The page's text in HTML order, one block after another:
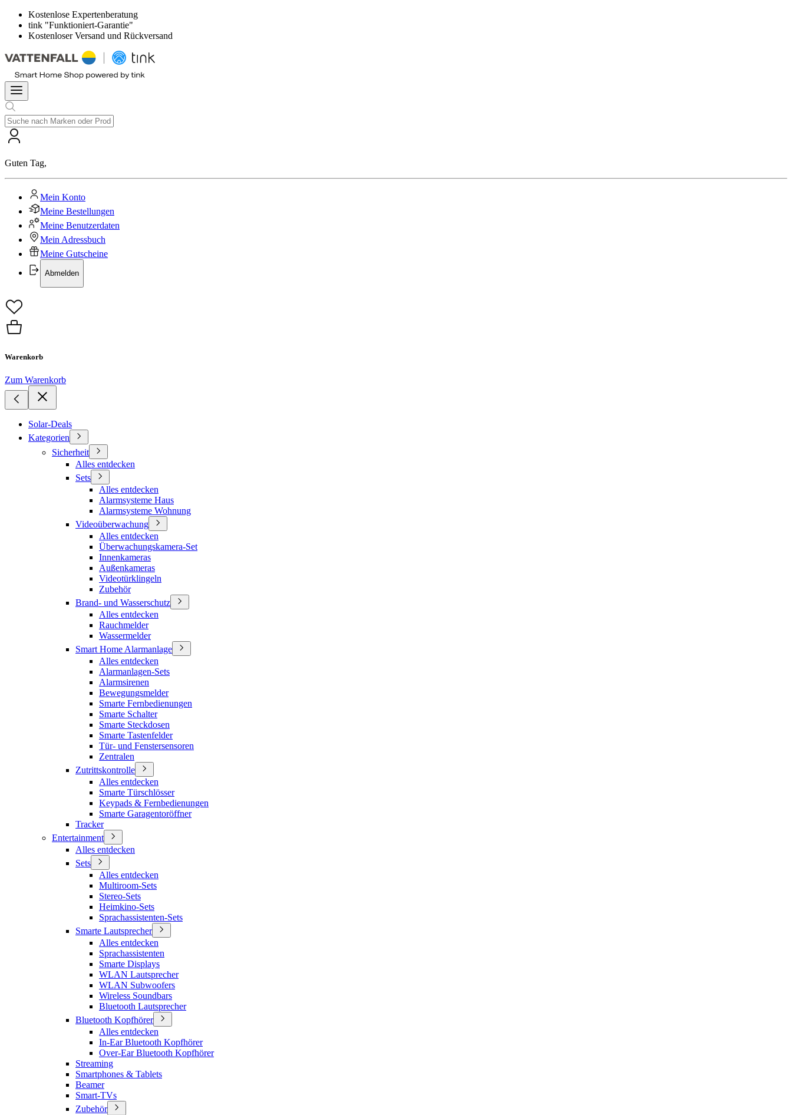
Kostenlose Expertenberatung
tink "Funktioniert-Garantie"
Kostenloser Versand und Rückversand
Guten Tag,
Mein Konto
Meine Bestellungen
Meine Benutzerdaten
Mein Adressbuch
Meine Gutscheine
Abmelden
Warenkorb
Zum Warenkorb
Solar-Deals
Kategorien
Sicherheit
Alles entdecken
Sets
Alles entdecken
Alarmsysteme Haus
Alarmsysteme Wohnung
Videoüberwachung
Alles entdecken
Überwachungskamera-Set
Innenkameras
Außenkameras
Videotürklingeln
Zubehör
Brand- und Wasserschutz
Alles entdecken
Rauchmelder
Wassermelder
Smart Home Alarmanlage
Alles entdecken
Alarmanlagen-Sets
Alarmsirenen
Bewegungsmelder
Smarte Fernbedienungen
Smarte Schalter
Smarte Steckdosen
Smarte Tastenfelder
Tür- und Fenstersensoren
Zentralen
Zutrittskontrolle
Alles entdecken
Smarte Türschlösser
Keypads & Fernbedienungen
Smarte Garagentoröffner
Tracker
Entertainment
Alles entdecken
Sets
Alles entdecken
Multiroom-Sets
Stereo-Sets
Heimkino-Sets
Sprachassistenten-Sets
Smarte Lautsprecher
Alles entdecken
Sprachassistenten
Smarte Displays
WLAN Lautsprecher
WLAN Subwoofers
Wireless Soundbars
Bluetooth Lautsprecher
Bluetooth Kopfhörer
Alles entdecken
In-Ear Bluetooth Kopfhörer
Over-Ear Bluetooth Kopfhörer
Streaming
Smartphones & Tablets
Beamer
Smart-TVs
Zubehör